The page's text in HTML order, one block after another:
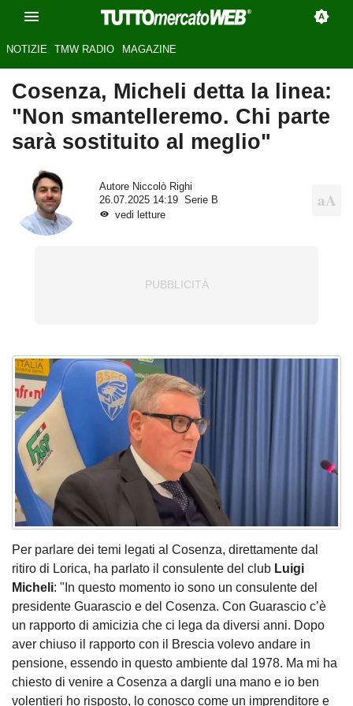
NOTIZIE TMW RADIO MAGAZINE
Cosenza, Micheli detta la linea:
"Non smantelleremo. Chi parte
sarà sostituito al meglio"
Autore Niccolò Righi
26.07.2025 14:19
Serie B
vedi letture
Per parlare dei temi legati al Cosenza, direttamente dal
ritiro di Lorica, ha parlato il consulente del club Luigi
Micheli: "In questo momento io sono un consulente del
presidente Guarascio e del Cosenza. Con Guarascio c’è
un rapporto di amicizia che ci lega da diversi anni. Dopo
aver chiuso il rapporto con il Brescia volevo andare in
pensione, essendo in questo ambiente dal 1978. Ma mi ha
chiesto di venire a Cosenza a dargli una mano e io ben
volentieri ho risposto, lo conosco come un imprenditore e